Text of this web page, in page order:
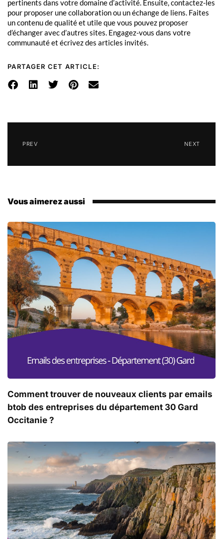
pertinents dans votre domaine d’activité. Ensuite, contactez-les
pour proposer une collaboration ou un échange de liens. Faites
un contenu de qualité et utile que vous pouvez proposer
d’échanger avec d’autres sites. Engagez-vous dans votre
communauté et écrivez des articles invités.
PARTAGER CET ARTICLE:
PREV NEXT
Vous aimerez aussi
Comment trouver de nouveaux clients par emails
btob des entreprises du département 30 Gard
Occitanie ?